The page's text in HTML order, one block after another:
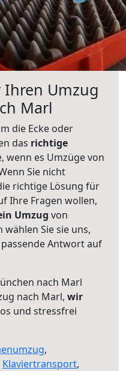
Ihren Umzug
Marl
die Ecke oder
das richtige
wenn es Umzüge von
Sie nicht
richtige Lösung für
Ihre Fragen wollen,
Umzug von
Sie sie uns,
Antwort auf
nach Marl
nach Marl, wir
und stressfrei
,
Klaviertransport,